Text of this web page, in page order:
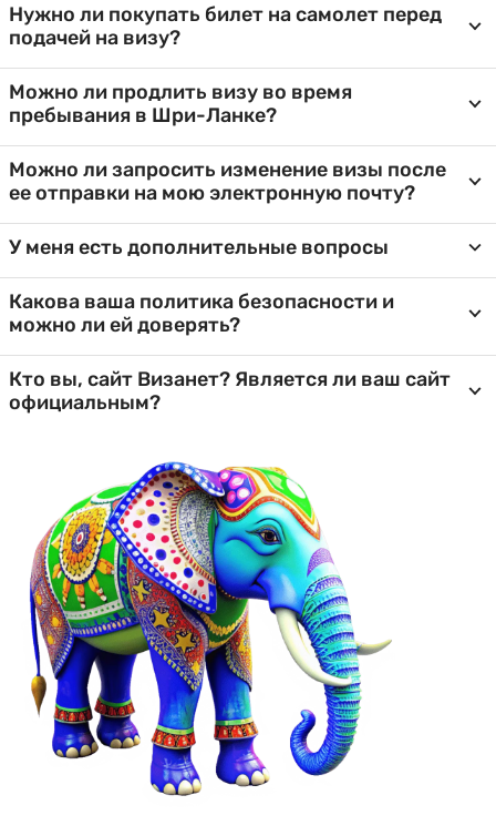
Нужно ли покупать билет на самолет перед
подачей на визу?
Можно ли продлить визу во время
пребывания в Шри-Ланке?
Можно ли запросить изменение визы после
ее отправки на мою электронную почту?
У меня есть дополнительные вопросы
Какова ваша политика безопасности и
можно ли ей доверять?
Кто вы, сайт Визанет? Является ли ваш сайт
официальным?